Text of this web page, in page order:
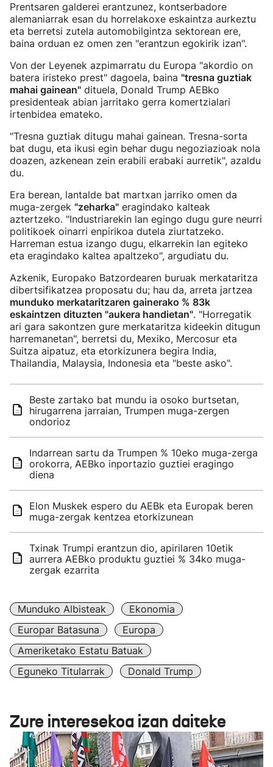
Prentsaren galderei erantzunez, kontserbadore
alemaniarrak esan du horrelakoxe eskaintza aurkeztu
eta berretsi zutela automobilgintza sektorean ere,
baina orduan ez omen zen "erantzun egokirik izan".
Von der Leyenek azpimarratu du Europa "akordio on
batera iristeko prest" dagoela, baina "tresna guztiak
mahai gainean" dituela, Donald Trump AEBko
presidenteak abian jarritako gerra komertzialari
irtenbidea emateko.
"Tresna guztiak ditugu mahai gainean. Tresna-sorta
bat dugu, eta ikusi egin behar dugu negoziazioak nola
doazen, azkenean zein erabili erabaki aurretik", azaldu
du.
Era berean, lantalde bat martxan jarriko omen da
muga-zergek "zeharka" eragindako kalteak
aztertzeko. "Industriarekin lan egingo dugu gure neurri
politikoek oinarri enpirikoa dutela ziurtatzeko.
Harreman estua izango dugu, elkarrekin lan egiteko
eta eragindako kaltea apaltzeko", argudiatu du.
Azkenik, Europako Batzordearen buruak merkataritza
dibertsifikatzea proposatu du; hau da, arreta jartzea
munduko merkataritzaren gainerako % 83k
eskaintzen dituzten "aukera handietan". "Horregatik
ari gara sakontzen gure merkataritza kideekin ditugun
harremanetan", berretsi du, Mexiko, Mercosur eta
Suitza aipatuz, eta etorkizunera begira India,
Thailandia, Malaysia, Indonesia eta "beste asko".
Beste zartako bat mundu ia osoko burtsetan,
hirugarrena jarraian, Trumpen muga-zergen
ondorioz
Indarrean sartu da Trumpen % 10eko muga-zerga
orokorra, AEBko inportazio guztiei eragingo
diena
Elon Muskek espero du AEBk eta Europak beren
muga-zergak kentzea etorkizunean
Txinak Trumpi erantzun dio, apirilaren 10etik
aurrera AEBko produktu guztiei % 34ko muga-
zergak ezarrita
Munduko Albisteak
Ekonomia
Europar Batasuna
Europa
Ameriketako Estatu Batuak
Eguneko Titularrak
Donald Trump
Zure interesekoa izan daiteke